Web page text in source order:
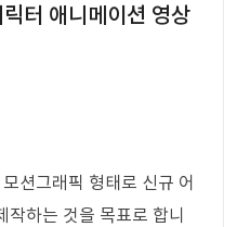
터 애니메이션 영상
션그래픽 형태로 신규 어
하는 것을 목표로 합니